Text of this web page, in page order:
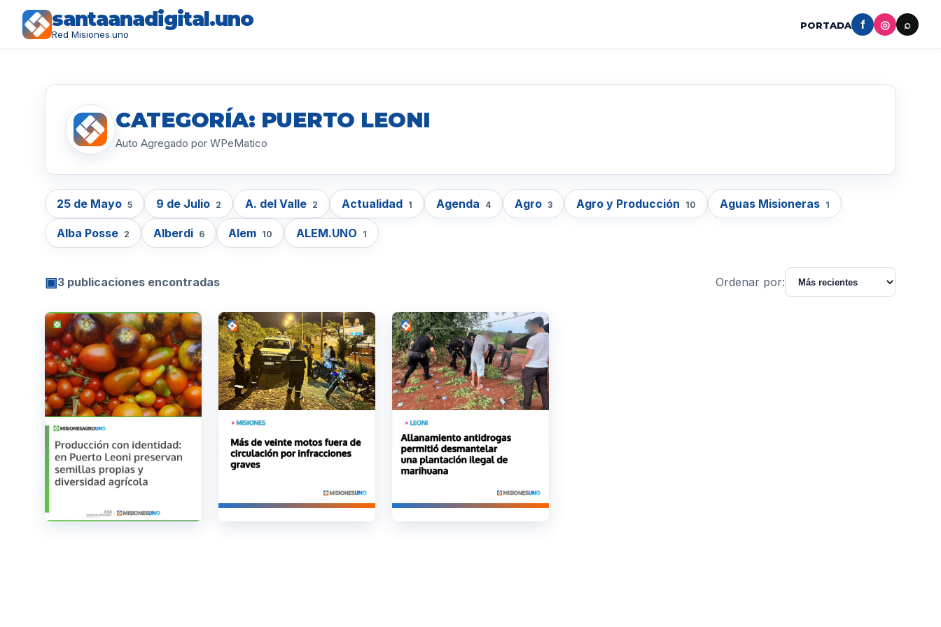
santaanadigital.uno
Red Misiones.uno
PORTADA f ◎ ⌕
CATEGORÍA: PUERTO LEONI
Auto Agregado por WPeMatico
25 de Mayo 5 9 de Julio 2 A. del Valle 2 Actualidad 1 Agenda 4 Agro 3 Agro y Producción 10 Aguas Misioneras 1
Alba Posse 2 Alberdi 6 Alem 10 ALEM.UNO 1
▣3 publicaciones encontradas Ordenar por: